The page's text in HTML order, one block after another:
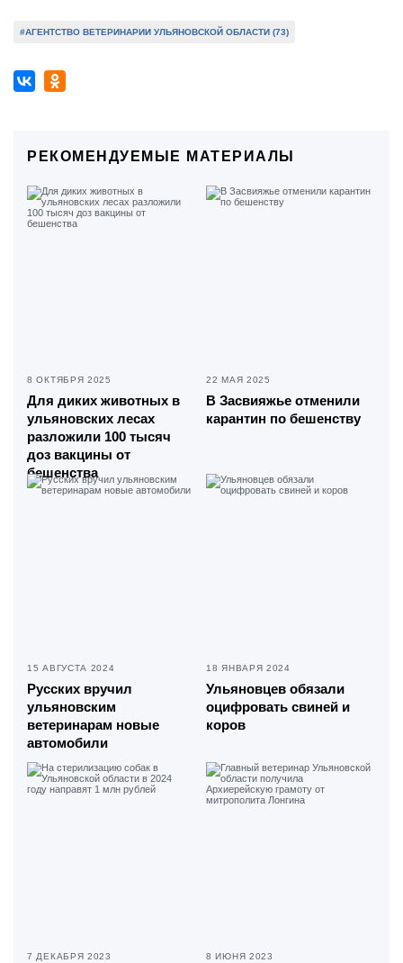
#АГЕНТСТВО ВЕТЕРИНАРИИ УЛЬЯНОВСКОЙ ОБЛАСТИ (73)
РЕКОМЕНДУЕМЫЕ МАТЕРИАЛЫ
8 ОКТЯБРЯ 2025
Для диких животных в
ульяновских лесах
разложили 100 тысяч
доз вакцины от
бешенства
22 МАЯ 2025
В Засвияжье отменили
карантин по бешенству
15 АВГУСТА 2024
Русских вручил
ульяновским
ветеринарам новые
автомобили
18 ЯНВАРЯ 2024
Ульяновцев обязали
оцифровать свиней и
коров
7 ДЕКАБРЯ 2023 8 ИЮНЯ 2023